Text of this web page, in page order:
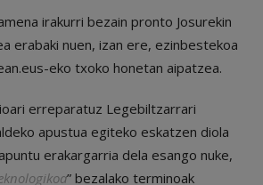
irakurri bezain pronto Josurekin
erabaki nuen, izan ere, ezinbestekoa
eko txoko honetan aipatzea.
erreparatuz Legebiltzarrari
apustua egiteko eskatzen diola
erakargarria dela esango nuke,
” bezalako terminoak